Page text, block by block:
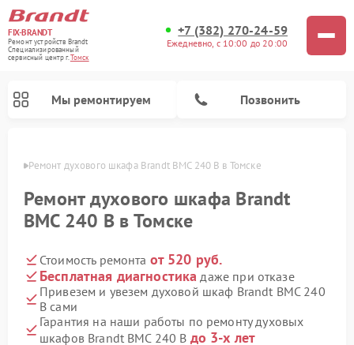
FIX-BRANDT
Ремонт устройств Brandt
Специализированный
cервисный центр г.Томск
+7 (382) 270-24-59
Ежедневно, с 10:00 до 20:00
Мы ремонтируем Позвонить
Ремонт духового шкафа Brandt BMC 240 B в Томске
Ремонт духового шкафа Brandt
BMC 240 B в Томске
Стоимость ремонта от 520 руб.
Бесплатная диагностика даже при отказе
Привезем и увезем духовой шкаф Brandt BMC 240
B сами
Гарантия на наши работы по ремонту духовых
шкафов Brandt BMC 240 B до 3-х лет